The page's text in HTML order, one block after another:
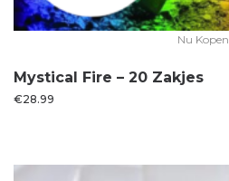
Nu Kopen
Mystical Fire – 20 Zakjes
€28.99